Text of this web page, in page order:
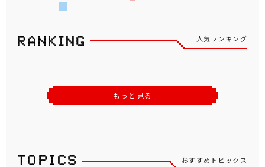
人気ランキング
もっと見る
おすすめトピックス